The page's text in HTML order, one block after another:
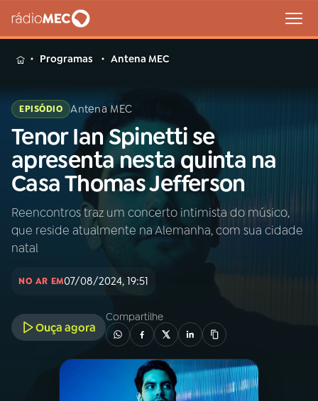
MENU
Buscar
na
Rádio
MEC
Buscar
Início AO VIVO
Programas Antena MEC
EPISÓDIO Antena MEC
Tenor Ian Spinetti se
apresenta nesta quinta na
Casa Thomas Jefferson
Reencontros traz um concerto intimista do músico,
que reside atualmente na Alemanha, com sua cidade
natal
NO AR EM07/08/2024, 19:51
Ouça agora
Compartilhe